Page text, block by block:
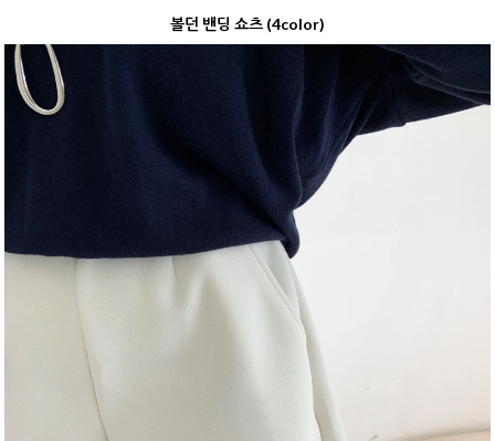
볼던 밴딩 쇼츠 (4color)